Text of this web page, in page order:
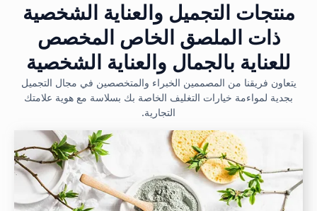
منتجات التجميل والعناية الشخصية
ذات الملصق الخاص المخصص
للعناية بالجمال والعناية الشخصية
يتعاون فريقنا من المصممين الخبراء والمتخصصين في مجال التجميل
بجدية لمواءمة خيارات التغليف الخاصة بك بسلاسة مع هوية علامتك
التجارية.